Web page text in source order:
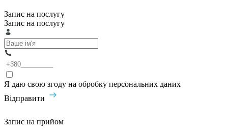
Запис на послугу
Запис на послугу
Я даю свою згоду на обробку персональних даних
Відправити
Запис на прийом